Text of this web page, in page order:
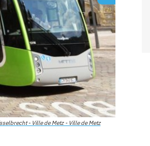
- Ville de Metz - Ville de Metz